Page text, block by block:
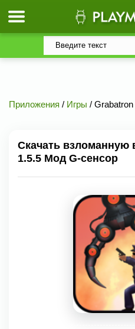
Приложения / Игры /
Скачать взломанную
1.5.5 Мод G-сенсор